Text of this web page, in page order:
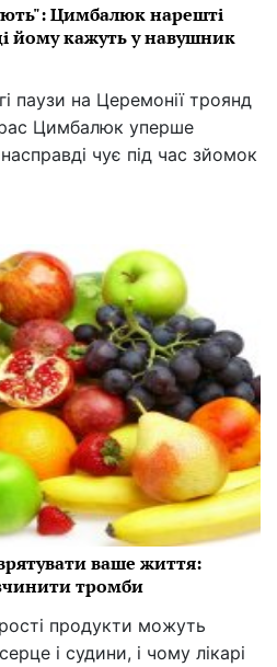
Цимбалюк нарешті
йому кажуть у навушник
паузи на Церемонії троянд
Цимбалюк уперше
чує під час зйомок
ваше життя:
тромби
продукти можуть
і судини, і чому лікарі